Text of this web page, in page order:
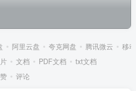
阿里云盘 夸克网盘 腾讯微云
移
文档 PDF文档
txt文档
评论